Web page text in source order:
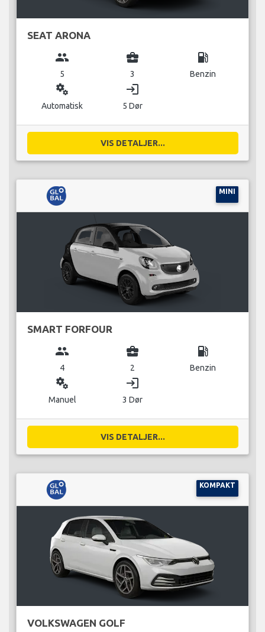
SEAT ARONA
group
5
business_center
3
local_gas_station
Benzin
miscellaneous_services
Automatisk
login
5 Dør
VIS DETALJER...
MINI
SMART FORFOUR
group
4
business_center
2
local_gas_station
Benzin
miscellaneous_services
Manuel
login
3 Dør
VIS DETALJER...
KOMPAKT
VOLKSWAGEN GOLF